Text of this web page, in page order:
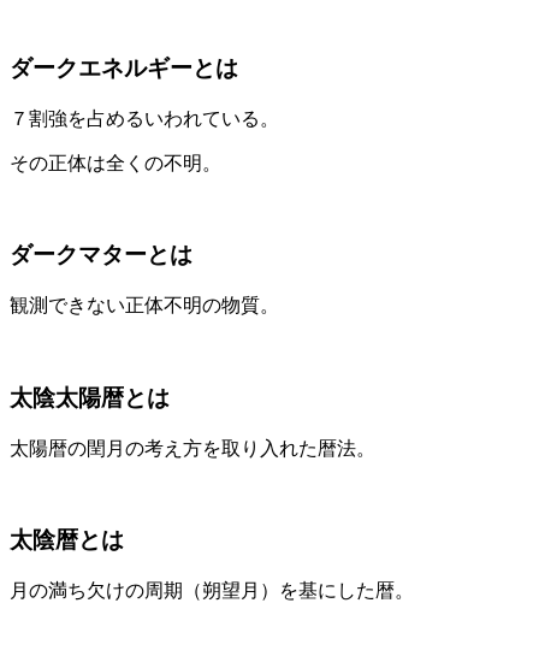
ダークエネルギーとは
７割強を占めるいわれている。
その正体は全くの不明。
ダークマターとは
観測できない正体不明の物質。
太陰太陽暦とは
太陽暦の閏月の考え方を取り入れた暦法。
太陰暦とは
月の満ち欠けの周期（朔望月）を基にした暦。